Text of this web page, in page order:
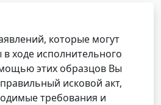
которые могут
ходе исполнительного
этих образцов Вы
исковой акт,
требования и